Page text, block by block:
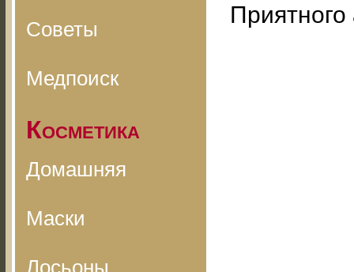
Советы
Медпоиск
Косметика
Домашняя
Маски
Лосьоны
Приятного